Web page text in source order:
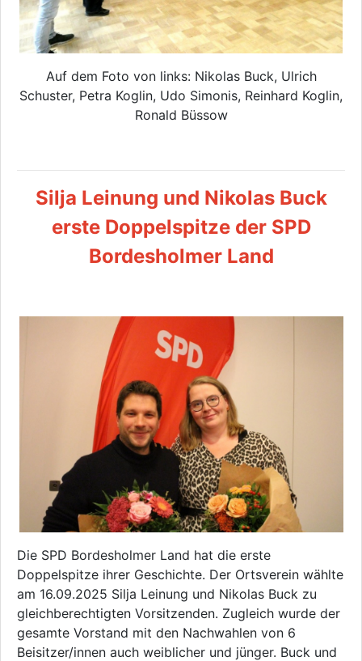
Auf dem Foto von links: Nikolas Buck, Ulrich
Schuster, Petra Koglin, Udo Simonis, Reinhard Koglin,
Ronald Büssow
Silja Leinung und Nikolas Buck
erste Doppelspitze der SPD
Bordesholmer Land
Die SPD Bordesholmer Land hat die erste
Doppelspitze ihrer Geschichte. Der Ortsverein wählte
am 16.09.2025 Silja Leinung und Nikolas Buck zu
gleichberechtigten Vorsitzenden. Zugleich wurde der
gesamte Vorstand mit den Nachwahlen von 6
Beisitzer/innen auch weiblicher und jünger. Buck und